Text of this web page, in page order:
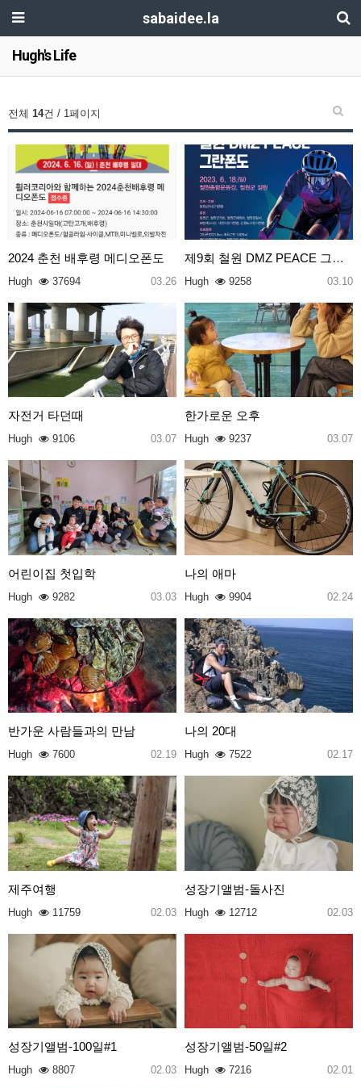
sabaidee.la
Hugh's Life
전체 14건 / 1페이지
2024 춘천 배후령 메디오폰도
Hugh 37694 03.26
제9회 철원 DMZ PEACE 그란폰도
Hugh 9258 03.10
자전거 타던때
Hugh 9106 03.07
한가로운 오후
Hugh 9237 03.07
어린이집 첫입학
Hugh 9282 03.03
나의 애마
Hugh 9904 02.24
반가운 사람들과의 만남
Hugh 7600 02.19
나의 20대
Hugh 7522 02.17
제주여행
Hugh 11759 02.03
성장기앨범-돌사진
Hugh 12712 02.03
성장기앨범-100일#1
Hugh 8807 02.03
성장기앨범-50일#2
Hugh 7216 02.01